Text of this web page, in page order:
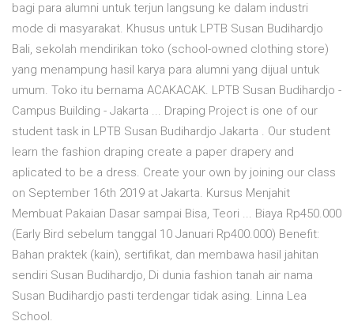
bagi para alumni untuk terjun langsung ke dalam industri
mode di masyarakat. Khusus untuk LPTB Susan Budihardjo
Bali, sekolah mendirikan toko (school-owned clothing store)
yang menampung hasil karya para alumni yang dijual untuk
umum. Toko itu bernama ACAKACAK. LPTB Susan Budihardjo -
Campus Building - Jakarta ... Draping Project is one of our
student task in LPTB Susan Budihardjo Jakarta . Our student
learn the fashion draping create a paper drapery and
aplicated to be a dress. Create your own by joining our class
on September 16th 2019 at Jakarta. Kursus Menjahit
Membuat Pakaian Dasar sampai Bisa, Teori ... Biaya Rp450.000
(Early Bird sebelum tanggal 10 Januari Rp400.000) Benefit:
Bahan praktek (kain), sertifikat, dan membawa hasil jahitan
sendiri Susan Budihardjo, Di dunia fashion tanah air nama
Susan Budihardjo pasti terdengar tidak asing. Linna Lea
School.